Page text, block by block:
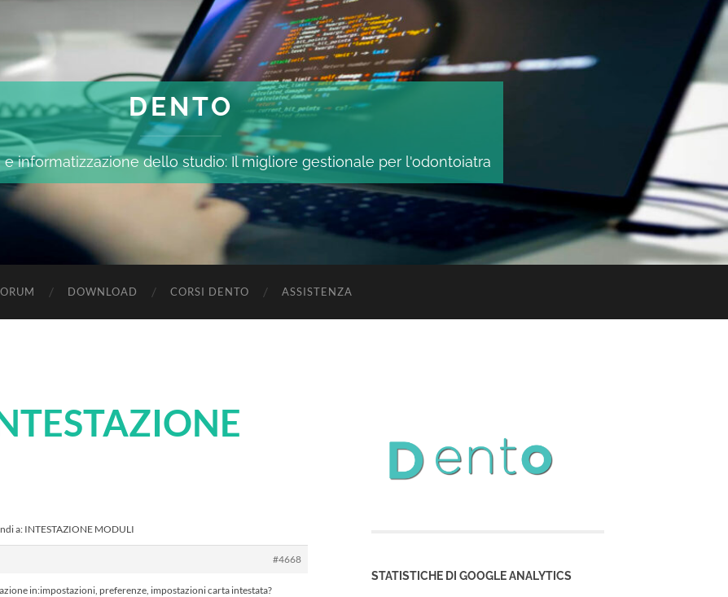
DENTO
informatizzazione dello studio: Il migliore gestionale per l'odontoiatra
DOWNLOAD CORSI DENTO ASSISTENZA
a: INTESTAZIONE MODULI
#4668
in:impostazioni, preferenze, impostazioni carta intestata?
STATISTICHE DI GOOGLE ANALYTICS